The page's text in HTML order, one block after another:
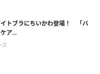
イトブラにちいかわ登場！ 「バ
ア...
ス